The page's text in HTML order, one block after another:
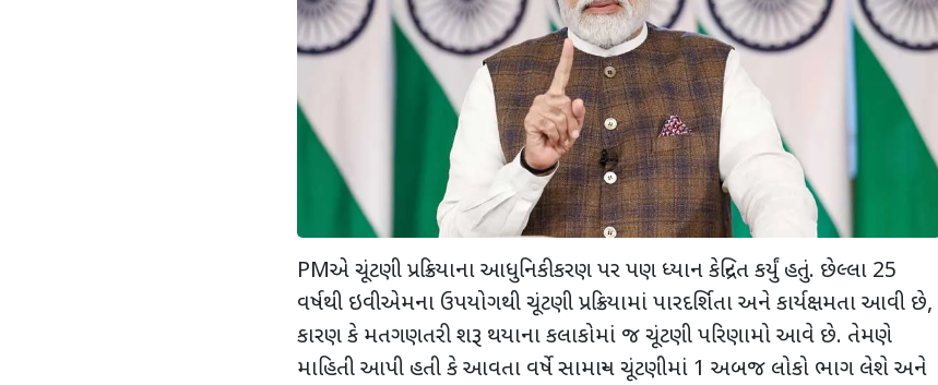
PMએ ચૂંટણી પ્રક્રિયાના આધુનિકીકરણ પર પણ ધ્યાન કેન્દ્રિત કર્યું હતું. છેલ્લા 25
વર્ષથી ઇવીએમના ઉપયોગથી ચૂંટણી પ્રક્રિયામાં પારદર્શિતા અને કાર્યક્ષમતા આવી છે,
કારણ કે મતગણતરી શરૂ થયાના કલાકોમાં જ ચૂંટણી પરિણામો આવે છે. તેમણે
માહિતી આપી હતી કે આવતા વર્ષે સામાન્ય ચૂંટણીમાં 1 અબજ લોકો ભાગ લેશે અને